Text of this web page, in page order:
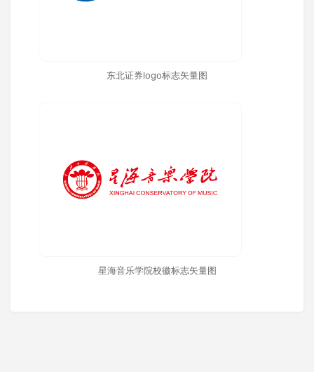
东北证券logo标志矢量图
星海音乐学院校徽标志矢量图